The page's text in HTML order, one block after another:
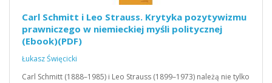
Carl Schmitt i Leo Strauss. Krytyka pozytywizmu
prawniczego w niemieckiej myśli politycznej
(Ebook)(PDF)
Łukasz Święcicki
Carl Schmitt (1888–1985) i Leo Strauss (1899–1973) należą nie tylko